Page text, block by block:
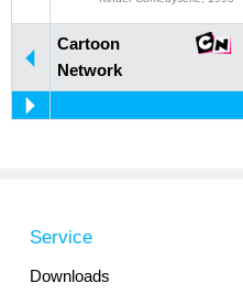
Cartoon
Network
Service
Downloads